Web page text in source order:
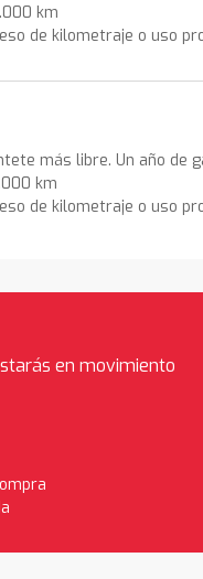
km
de kilometraje o uso
más libre. Un año de
km
de kilometraje o uso
en movimiento